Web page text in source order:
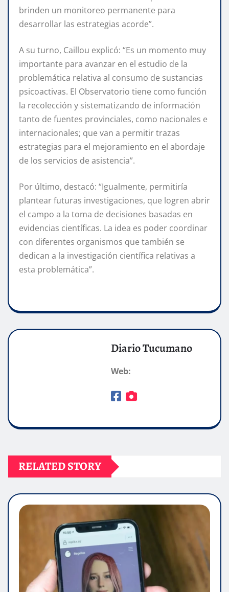
brinden un monitoreo permanente para
desarrollar las estrategias acorde”.
A su turno, Caillou explicó: “Es un momento muy
importante para avanzar en el estudio de la
problemática relativa al consumo de sustancias
psicoactivas. El Observatorio tiene como función
la recolección y sistematizando de información
tanto de fuentes provinciales, como nacionales e
internacionales; que van a permitir trazas
estrategias para el mejoramiento en el abordaje
de los servicios de asistencia”.
Por último, destacó: “Igualmente, permitiría
plantear futuras investigaciones, que logren abrir
el campo a la toma de decisiones basadas en
evidencias científicas. La idea es poder coordinar
con diferentes organismos que también se
dedican a la investigación científica relativas a
esta problemática”.
Diario Tucumano
Web:
RELATED STORY